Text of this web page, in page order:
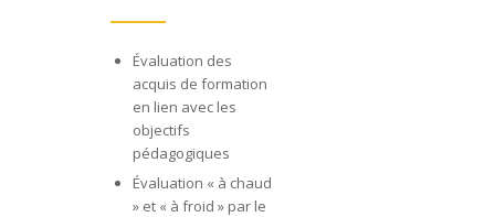
Évaluation des
acquis de formation
en lien avec les
objectifs
pédagogiques
Évaluation « à chaud
» et « à froid » par le